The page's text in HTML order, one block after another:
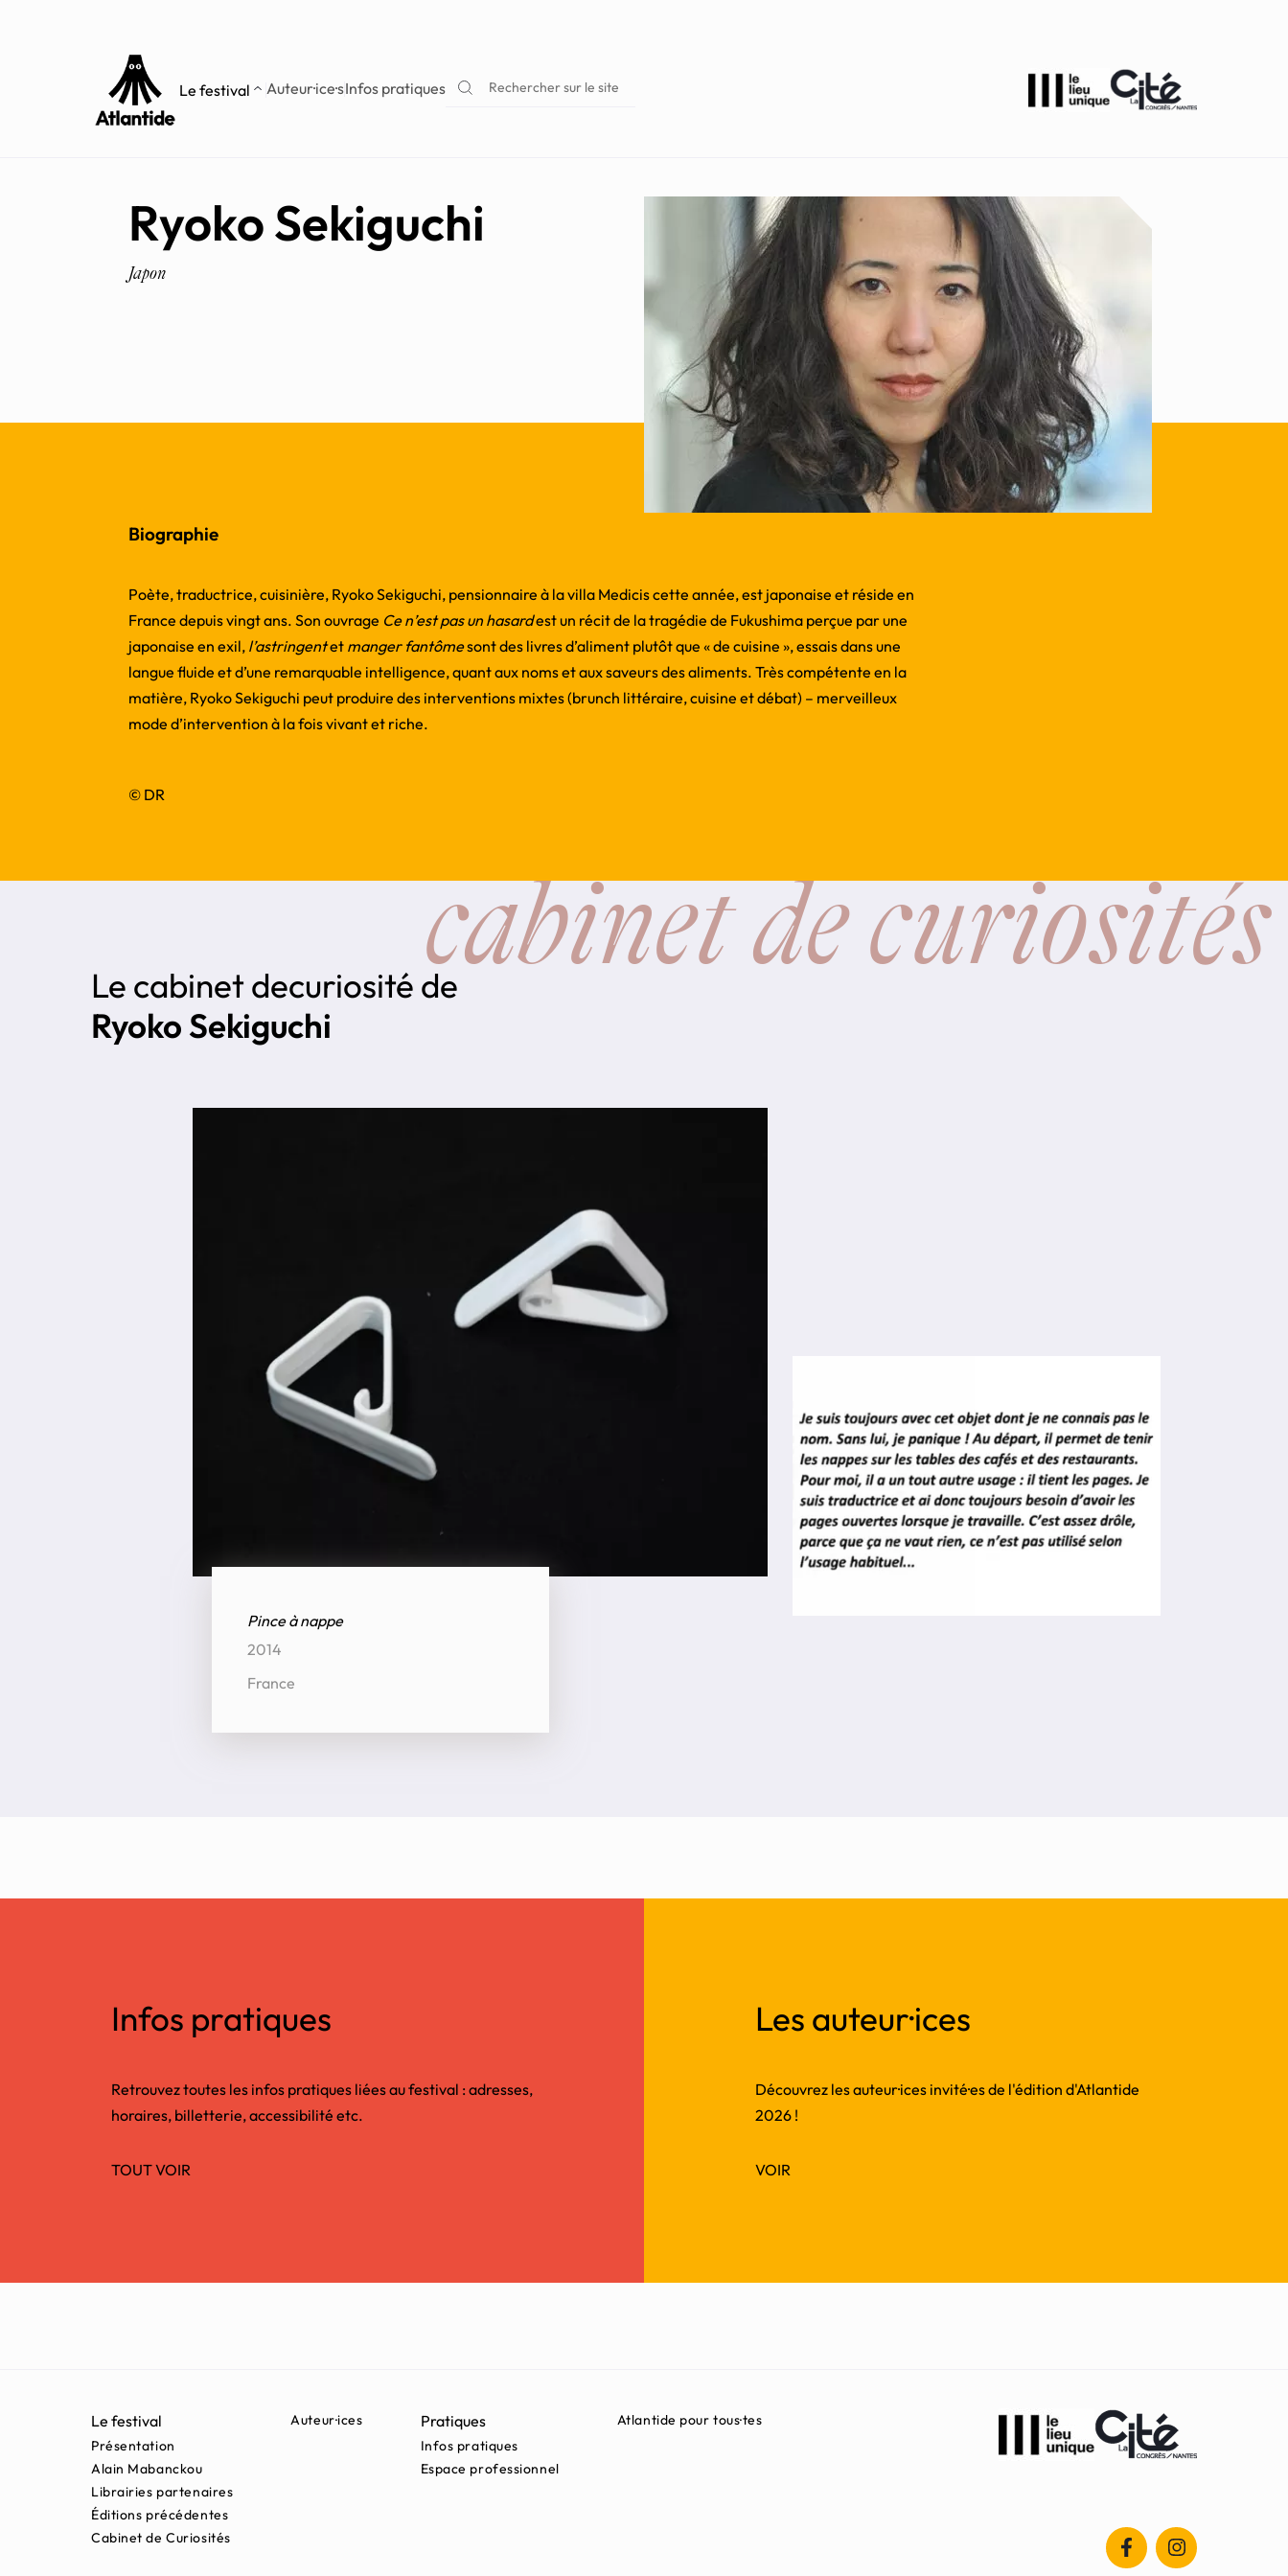
Le festival Auteur·ice·sInfos pratiques Rechercher sur le site
Ryoko Sekiguchi
Japon
Biographie
Poète, traductrice, cuisinière, Ryoko Sekiguchi, pensionnaire à la villa Medicis cette année, est japonaise et réside en
France depuis vingt ans. Son ouvrage Ce n’est pas un hasardest un récit de la tragédie de Fukushima perçue par une
japonaise en exil, l’astringentet manger fantômesont des livres d’aliment plutôt que « de cuisine », essais dans une
langue fluide et d’une remarquable intelligence, quant aux noms et aux saveurs des aliments. Très compétente en la
matière, Ryoko Sekiguchi peut produire des interventions mixtes (brunch littéraire, cuisine et débat) – merveilleux
mode d’intervention à la fois vivant et riche.
© DR
Le cabinet decuriosité de
Ryoko Sekiguchi
Pince à nappe
2014
France
cabinet de curiosités
Infos pratiques
Retrouvez toutes les infos pratiques liées au festival : adresses,
horaires, billetterie, accessibilité etc.
TOUT VOIR
Les auteur·ices
Découvrez les auteur·ices invité·es de l'édition d'Atlantide
2026 !
VOIR
Le festival
Présentation
Alain Mabanckou
Librairies partenaires
Éditions précédentes
Cabinet de Curiosités
Auteur·ices Pratiques
Infos pratiques
Espace professionnel
Atlantide pour tous·tes